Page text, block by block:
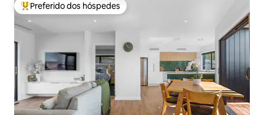
Entre os melhores preferidos dos hóspedes
Preferido dos hóspedes